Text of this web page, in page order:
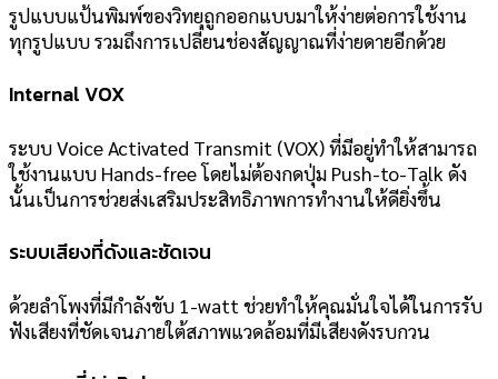
รูปแบบแป้นพิมพ์ของวิทยุถูกออกแบบมาให้ง่ายต่อการใช้งาน
ทุกรูปแบบ รวมถึงการเปลี่ยนช่องสัญญาณที่ง่ายดายอีกด้วย
Internal VOX
ระบบ Voice Activated Transmit (VOX) ที่มีอยู่ทำให้สามารถ
ใช้งานแบบ Hands-free โดยไม่ต้องกดปุ่ม Push-to-Talk ดัง
นั้นเป็นการช่วยส่งเสริมประสิทธิภาพการทำงานให้ดียิ่งขึ้น
ระบบเสียงที่ดังและชัดเจน
ด้วยลำโพงที่มีกำลังขับ 1-watt ช่วยทำให้คุณมั่นใจได้ในการรับ
ฟังเสียงที่ชัดเจนภายใต้สภาพแวดล้อมที่มีเสียงดังรบกวน